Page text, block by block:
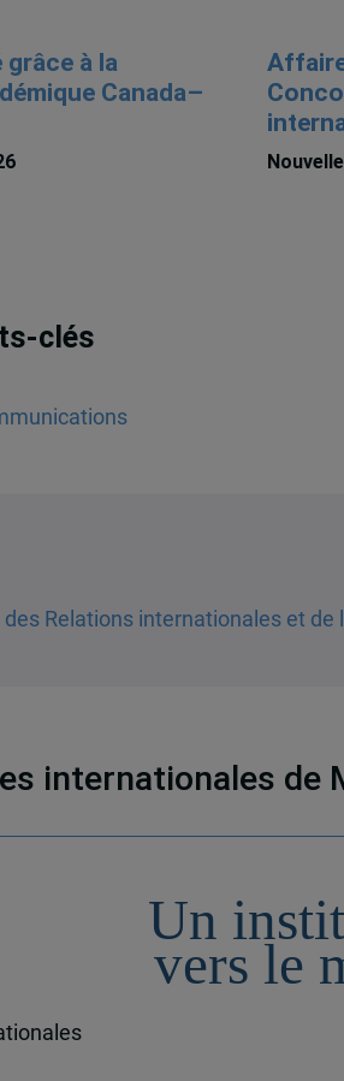
à la
Canada–
clés
internationales de
Un
vers le